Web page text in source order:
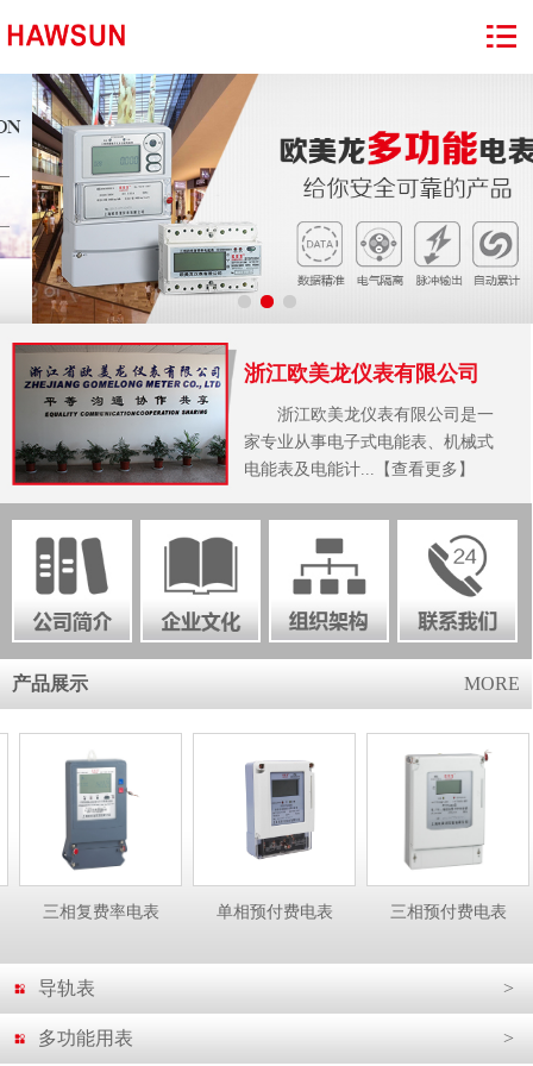
浙江欧美龙仪表有限公司
浙江欧美龙仪表有限公司是一
家专业从事电子式电能表、机械式
电能表及电能计...【查看更多】
产品展示 MORE
三相复费率电表 单相预付费电表 三相预付费电表
导轨表 >
多功能用表 >